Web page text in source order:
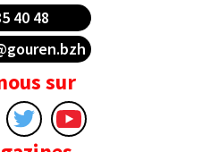
40 48
sur